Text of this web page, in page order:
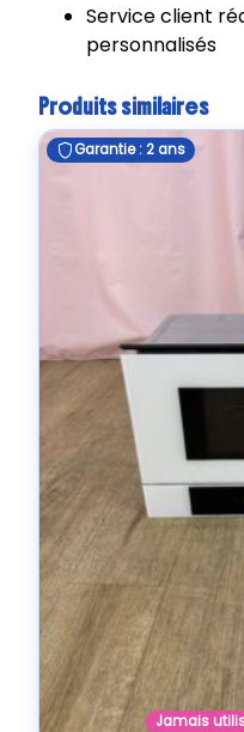
Service client
personnalisés
Produits similaires
Garantie : 2 ans
Jamais